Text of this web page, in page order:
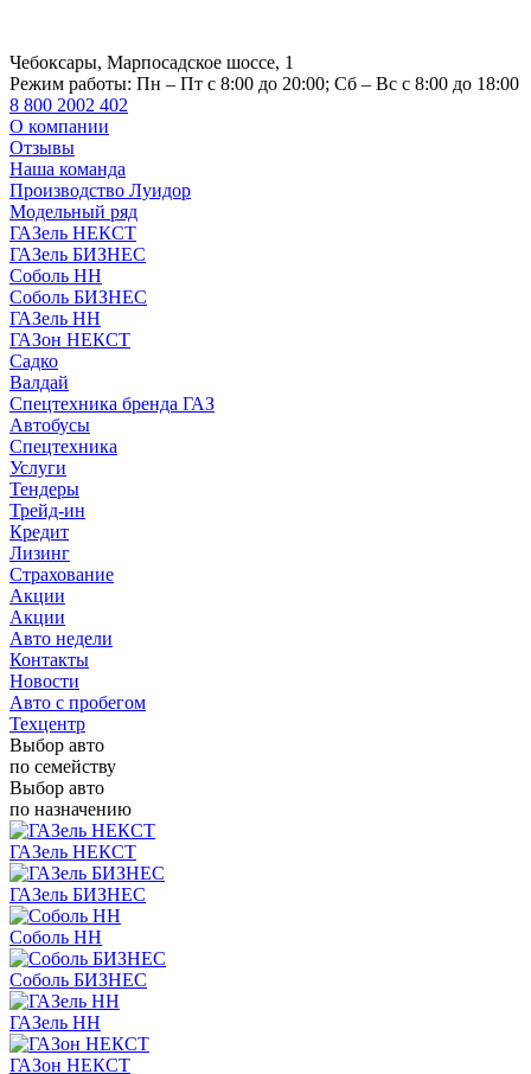
Чебоксары, Марпосадское шоссе, 1
Режим работы: Пн – Пт с 8:00 до 20:00; Сб – Вс с 8:00 до 18:00
8 800 2002 402
О компании
Отзывы
Наша команда
Производство Луидор
Модельный ряд
ГАЗель НЕКСТ
ГАЗель БИЗНЕС
Соболь НН
Соболь БИЗНЕС
ГАЗель НН
ГАЗон НЕКСТ
Садко
Валдай
Спецтехника бренда ГАЗ
Автобусы
Спецтехника
Услуги
Тендеры
Трейд-ин
Кредит
Лизинг
Страхование
Акции
Акции
Авто недели
Контакты
Новости
Авто с пробегом
Техцентр
Выбор авто
по семейству
Выбор авто
по назначению
ГАЗель НЕКСТ
ГАЗель БИЗНЕС
Соболь НН
Соболь БИЗНЕС
ГАЗель НН
ГАЗон НЕКСТ